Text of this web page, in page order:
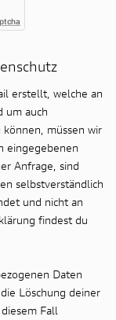
erstellt, welche an
um auch
müssen wir
eingegebenen
Anfrage, sind
selbstverständlich
und nicht an
findest du
Daten
Löschung deiner
Fall